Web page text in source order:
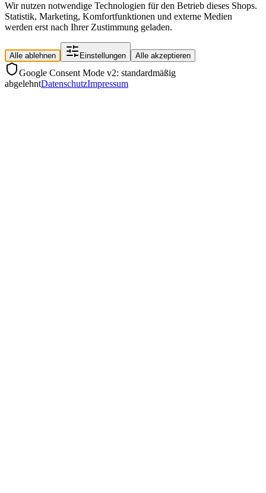
Wir nutzen notwendige Technologien für den Betrieb dieses Shops.
Statistik, Marketing, Komfortfunktionen und externe Medien
werden erst nach Ihrer Zustimmung geladen.
Alle ablehnen Einstellungen Alle akzeptieren
Google Consent Mode v2: standardmäßig
abgelehntDatenschutzImpressum